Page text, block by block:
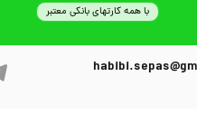
با همه کارتهای بانکی معتبر